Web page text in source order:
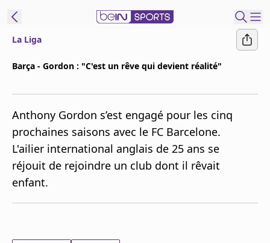
Replays
Podcasts
En Direct
Gérer les
notifications
La Liga
Barça - Gordon : "C'est un rêve qui devient réalité"
Anthony Gordon s’est engagé pour les cinq
prochaines saisons avec le FC Barcelone.
L'ailier international anglais de 25 ans se
réjouit de rejoindre un club dont il rêvait
enfant.